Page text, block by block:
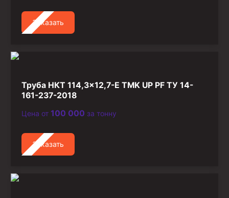
Рукава буровые
Стропы
Стропы цепные
Канаты стальные
Элементы линии обвязки
Заказать
Труба НКТ 114,3×12,7-Е TMK UP PF ТУ 14-
161-237-2018
Цена от 100 000 за тонну
Заказать